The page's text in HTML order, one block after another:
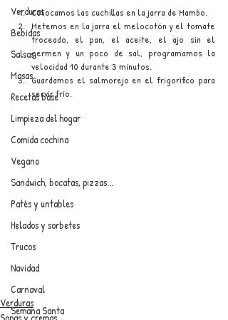
Verduras
Bebidas
Salsas
Masas
Recetas base
Limpieza del hogar
Comida cochina
Vegano
Sandwich, bocatas, pizzas...
Patés y untables
Helados y sorbetes
Trucos
Navidad
Carnaval
Semana Santa
Colocamos las cuchillas en la jarra de Mambo.
Metemos en la jarra el melocotón y el tomate
troceado, el pan, el aceite, el ajo sin el
germen y un poco de sal, programamos la
velocidad 10 durante 3 minutos.
Guardamos el salmorejo en el frigorífico para
servir frío.
Verduras